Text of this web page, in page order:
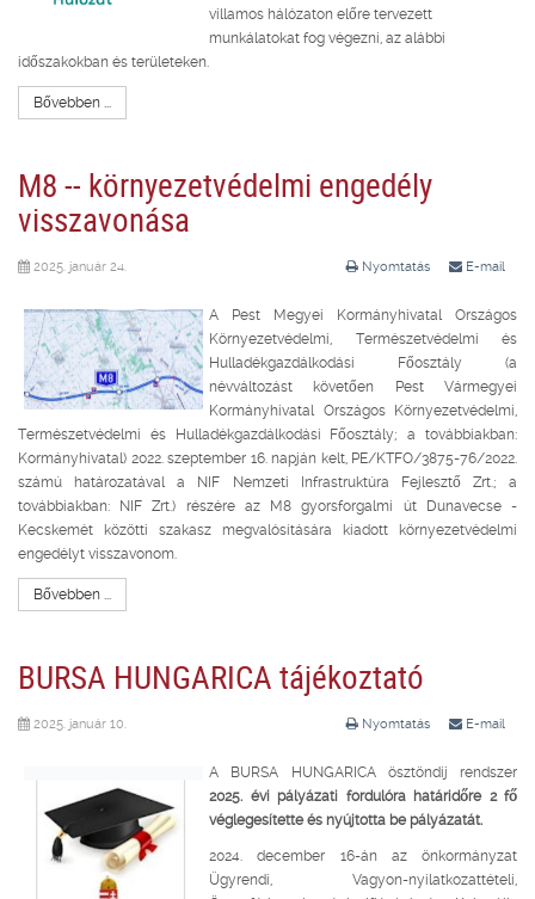
villamos hálózaton előre tervezett
munkálatokat fog végezni, az alábbi
időszakokban és területeken.
Bővebben ...
M8 -- környezetvédelmi engedély
visszavonása
Nyomtatás E-mail
2025. január 24.
A Pest Megyei Kormányhivatal Országos
Környezetvédelmi, Természetvédelmi és
Hulladékgazdálkodási Főosztály (a
névváltozást követően Pest Vármegyei
Kormányhivatal Országos Környezetvédelmi,
Természetvédelmi és Hulladékgazdálkodási Főosztály; a továbbiakban:
Kormányhivatal) 2022. szeptember 16. napján kelt, PE/KTFO/3875-76/2022.
számú határozatával a NIF Nemzeti Infrastruktúra Fejlesztő Zrt.; a
továbbiakban: NIF Zrt.) részére az M8 gyorsforgalmi út Dunavecse -
Kecskemét közötti szakasz megvalósítására kiadott környezetvédelmi
engedélyt visszavonom.
Bővebben ...
BURSA HUNGARICA tájékoztató
Nyomtatás E-mail
2025. január 10.
A BURSA HUNGARICA ösztöndíj rendszer
2025. évi pályázati fordulóra határidőre 2 fő
véglegesítette és nyújtotta be pályázatát.
2024. december 16-án az önkormányzat
Ügyrendi, Vagyon-nyilatkozattételi,